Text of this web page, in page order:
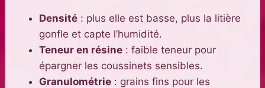
Densité : plus elle est basse, plus la litière
gonfle et capte l’humidité.
Teneur en résine : faible teneur pour
épargner les coussinets sensibles.
Granulométrie : grains fins pour les